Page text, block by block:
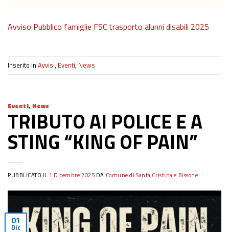
Avviso Pubblico famiglie FSC trasporto alunni disabili 2025
Inserito in Avvisi, Eventi, News
Eventi, News
TRIBUTO AI POLICE E A
STING “KING OF PAIN”
PUBBLICATO IL1 Dicembre 2025 DA Comune di Santa Cristina e Bissone
01
Dic